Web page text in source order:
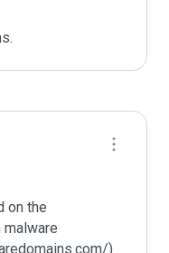
on the
)